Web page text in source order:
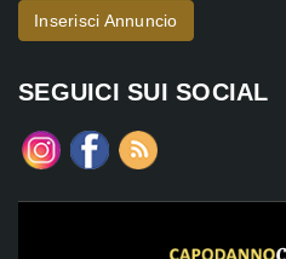
Inserisci Annuncio
SEGUICI SUI SOCIAL